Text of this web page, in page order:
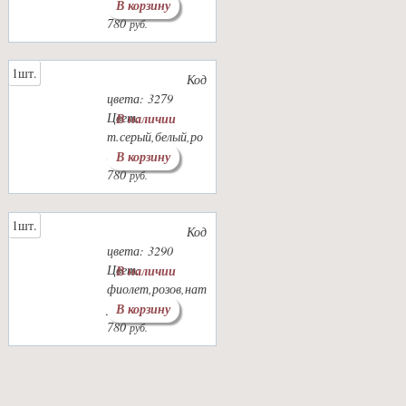
ий
780руб.
В корзину
1шт.
Код
цвета: 3279
Цвет:
т.серый,белый,ро
зов,красн
780руб.
В наличии
В корзину
1шт.
Код
цвета: 3290
Цвет:
фиолет,розов,нат
урал.
780руб.
В наличии
В корзину